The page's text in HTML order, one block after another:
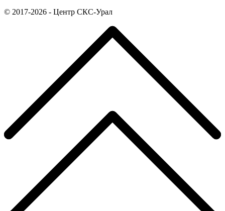
© 2017-2026 - Центр СКС-Урал